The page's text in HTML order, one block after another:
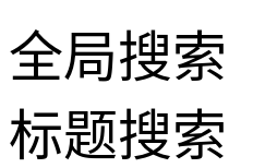
全局搜索
标题搜索